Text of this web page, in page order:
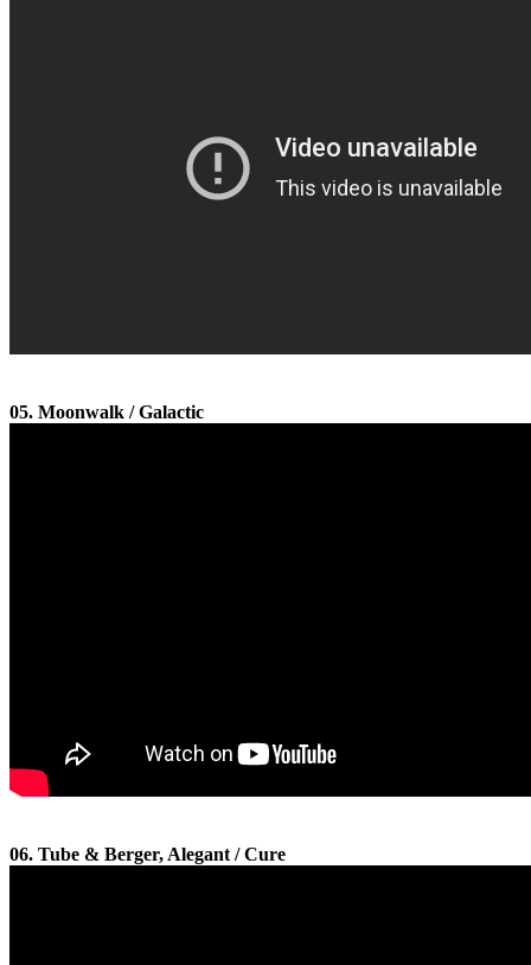
05. Moonwalk / Galactic
06. Tube & Berger, Alegant / Cure